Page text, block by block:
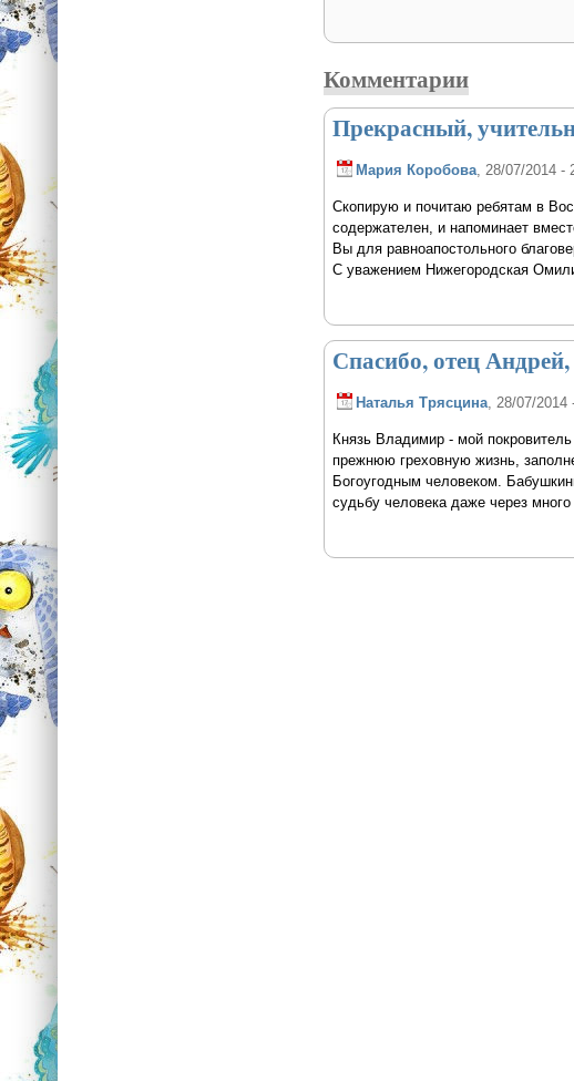
Комментарии
Прекрасный,
Мария Коробова, 28/07/2014 -
Скопирую и почитаю ребятам в
содержателен, и напоминает
Вы для равноапостольного
С уважением Нижегородская
Спасибо, отец
Наталья Трясцина, 28/07/2014
Князь Владимир - мой
прежнюю греховную жизнь,
Богоугодным человеком.
судьбу человека даже через много